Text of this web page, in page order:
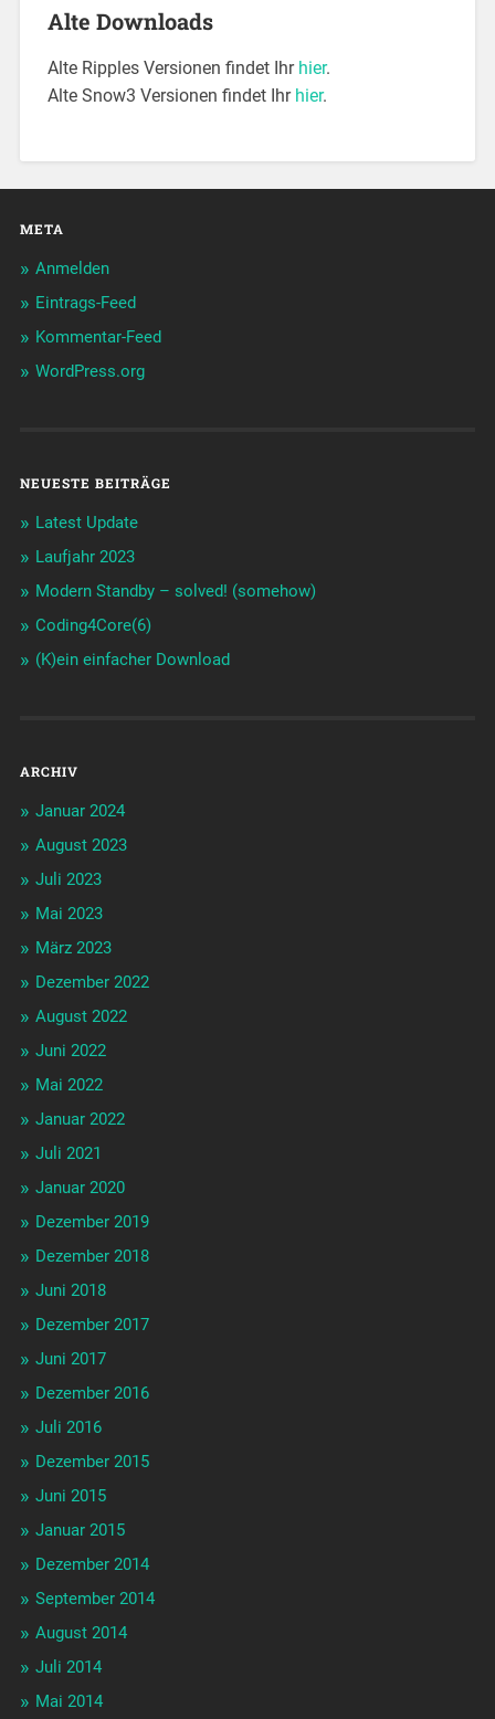
Alte Downloads
Alte Ripples Versionen findet Ihr hier.
Alte Snow3 Versionen findet Ihr hier.
META
Anmelden
Eintrags-Feed
Kommentar-Feed
WordPress.org
NEUESTE BEITRÄGE
Latest Update
Laufjahr 2023
Modern Standby – solved! (somehow)
Coding4Core(6)
(K)ein einfacher Download
ARCHIV
Januar 2024
August 2023
Juli 2023
Mai 2023
März 2023
Dezember 2022
August 2022
Juni 2022
Mai 2022
Januar 2022
Juli 2021
Januar 2020
Dezember 2019
Dezember 2018
Juni 2018
Dezember 2017
Juni 2017
Dezember 2016
Juli 2016
Dezember 2015
Juni 2015
Januar 2015
Dezember 2014
September 2014
August 2014
Juli 2014
Mai 2014